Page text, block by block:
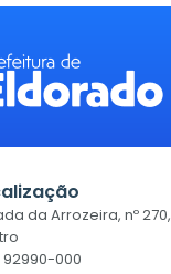
da Arrozeira, nº 270,
92990-000